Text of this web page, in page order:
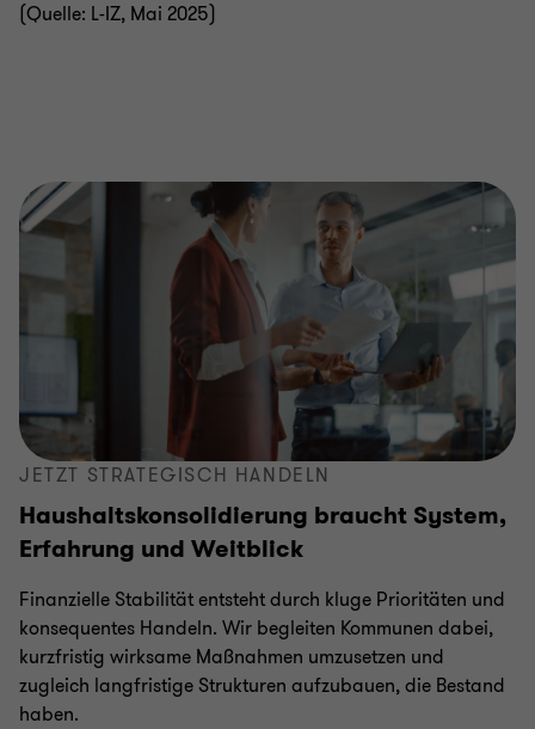
(Quelle: L-IZ, Mai 2025)
JETZT STRATEGISCH HANDELN
Haushaltskonsolidierung braucht System,
Erfahrung und Weitblick
Finanzielle Stabilität entsteht durch kluge Prioritäten und
konsequentes Handeln. Wir begleiten Kommunen dabei,
kurzfristig wirksame Maßnahmen umzusetzen und
zugleich langfristige Strukturen aufzubauen, die Bestand
haben.